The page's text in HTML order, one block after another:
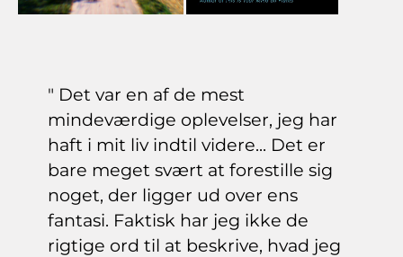
" Det var en af de mest
mindeværdige oplevelser, jeg har
haft i mit liv indtil videre... Det er
bare meget svært at forestille sig
noget, der ligger ud over ens
fantasi. Faktisk har jeg ikke de
rigtige ord til at beskrive, hvad jeg